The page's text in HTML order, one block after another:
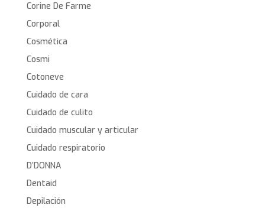
Corine De Farme
Corporal
Cosmética
Cosmi
Cotoneve
Cuidado de cara
Cuidado de culito
Cuidado muscular y articular
Cuidado respiratorio
D’DONNA
Dentaid
Depilación